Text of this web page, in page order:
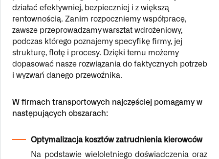
działać efektywniej, bezpieczniej i z większą
rentownością. Zanim rozpoczniemy współpracę,
zawsze przeprowadzamy warsztat wdrożeniowy,
podczas którego poznajemy specyfikę firmy, jej
strukturę, flotę i procesy. Dzięki temu możemy
dopasować nasze rozwiązania do faktycznych potrzeb
i wyzwań danego przewoźnika.
W firmach transportowych najczęściej pomagamy w
następujących obszarach:
Optymalizacja kosztów zatrudnienia kierowców
Na podstawie wieloletniego doświadczenia oraz